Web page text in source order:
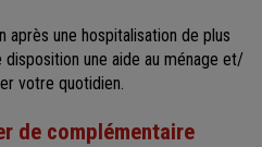
après une hospitalisation de plus
une aide au ménage et/
votre quotidien.
de complémentaire